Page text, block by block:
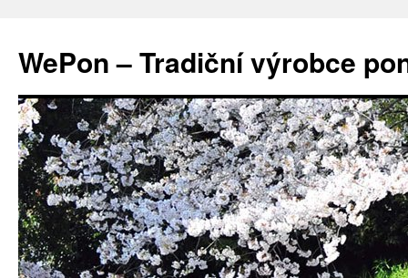
WePon – Tradiční výrobce